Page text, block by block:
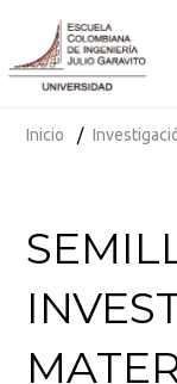
Inicio